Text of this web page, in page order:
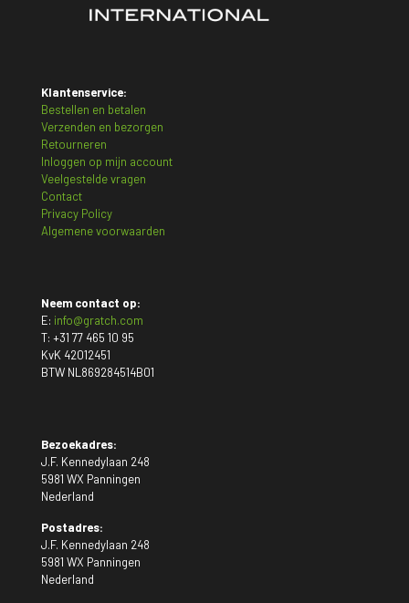
Klantenservice:
Bestellen en betalen
Verzenden en bezorgen
Retourneren
Inloggen op mijn account
Veelgestelde vragen
Contact
Privacy Policy
Algemene voorwaarden
Neem contact op:
E: info@gratch.com
T: +31 77 465 10 95
KvK 42012451
BTW NL869284514B01
Bezoekadres:
J.F. Kennedylaan 248
5981 WX Panningen
Nederland
Postadres:
J.F. Kennedylaan 248
5981 WX Panningen
Nederland